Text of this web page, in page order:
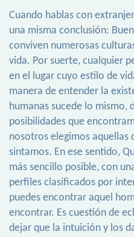
Cuando hablas con
una misma conclusión:
conviven numerosas
vida. Por suerte, cualquier
en el lugar cuyo estilo de
manera de entender la
humanas sucede lo mismo,
posibilidades que
nosotros elegimos aquellas
sintamos. En ese sentido,
más sencillo posible, con
perfiles clasificados por
puedes encontrar aquel
encontrar. Es cuestión de
dejar que la intuición y los